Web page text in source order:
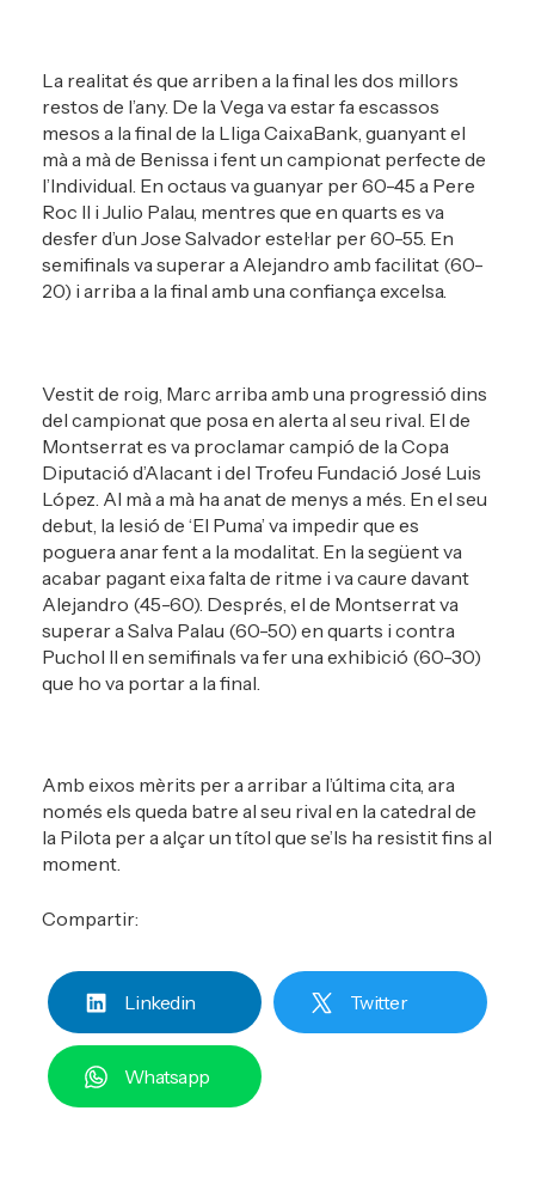
La realitat és que arriben a la final les dos millors
restos de l’any. De la Vega va estar fa escassos
mesos a la final de la Lliga CaixaBank, guanyant el
mà a mà de Benissa i fent un campionat perfecte de
l’Individual. En octaus va guanyar per 60-45 a Pere
Roc II i Julio Palau, mentres que en quarts es va
desfer d’un Jose Salvador estel·lar per 60-55. En
semifinals va superar a Alejandro amb facilitat (60-
20) i arriba a la final amb una confiança excelsa.
Vestit de roig, Marc arriba amb una progressió dins
del campionat que posa en alerta al seu rival. El de
Montserrat es va proclamar campió de la Copa
Diputació d’Alacant i del Trofeu Fundació José Luis
López. Al mà a mà ha anat de menys a més. En el seu
debut, la lesió de ‘El Puma’ va impedir que es
poguera anar fent a la modalitat. En la següent va
acabar pagant eixa falta de ritme i va caure davant
Alejandro (45-60). Després, el de Montserrat va
superar a Salva Palau (60-50) en quarts i contra
Puchol II en semifinals va fer una exhibició (60-30)
que ho va portar a la final.
Amb eixos mèrits per a arribar a l’última cita, ara
només els queda batre al seu rival en la catedral de
la Pilota per a alçar un títol que se’ls ha resistit fins al
moment.
Compartir:
Linkedin Twitter
Whatsapp